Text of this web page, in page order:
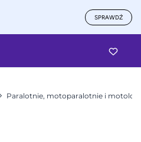
SPRAWDŹ
Paralotnie, motoparalotnie i